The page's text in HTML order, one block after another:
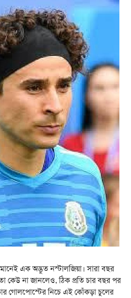
এক অদ্ভুত নস্টালজিয়া। সারা বছর
কেউ না জানলেও, ঠিক প্রতি চার বছর পর
গোলপোস্টের নিচে এই কোঁকড়া চুলের